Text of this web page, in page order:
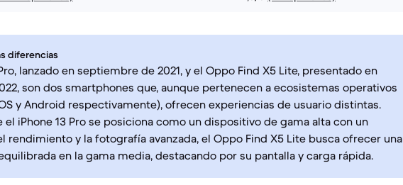
diferencias
lanzado en septiembre de 2021, y el Oppo Find X5 Lite, presentado en
son dos smartphones que, aunque pertenecen a ecosistemas operativos
y Android respectivamente), ofrecen experiencias de usuario distintas.
el iPhone 13 Pro se posiciona como un dispositivo de gama alta con un
rendimiento y la fotografía avanzada, el Oppo Find X5 Lite busca ofrecer una
en la gama media, destacando por su pantalla y carga rápida.